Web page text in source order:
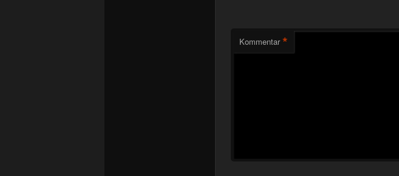
Kommentar *